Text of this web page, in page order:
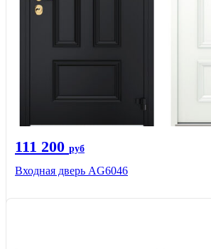
111 200 руб
Входная дверь AG6046